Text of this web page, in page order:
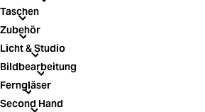
Stative & Gimbals
Taschen
Taschen
Zubehör
Zubehör
Licht & Studio
Licht & Studio
Bildbearbeitung
Bildbearbeitung
Ferngläser
Ferngläser
Second Hand